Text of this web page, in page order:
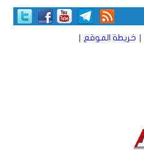
| خريطة الموقع |